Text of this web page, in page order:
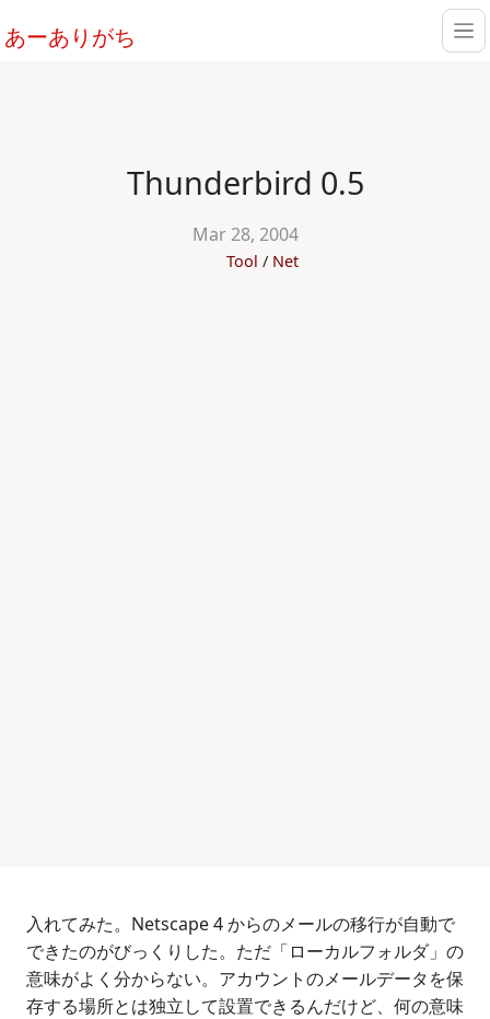
あーありがち
Thunderbird 0.5
Mar 28, 2004
Tool Net
入れてみた。Netscape 4 からのメールの移行が自動で
できたのがびっくりした。ただ「ローカルフォルダ」の
意味がよく分からない。アカウントのメールデータを保
存する場所とは独立して設置できるんだけど、何の意味